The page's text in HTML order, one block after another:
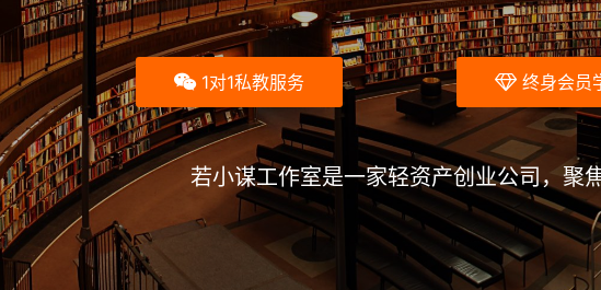
1对1私教服务 终身会员
若小谋工作室是一家轻资产创业公司，聚